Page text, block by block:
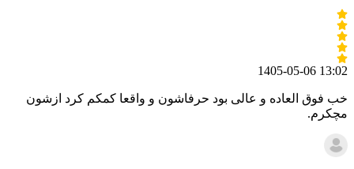
1405-05-06 13:02
خب فوق العاده و عالی بود حرفاشون و واقعا کمکم کرد ازشون
مچکرم.